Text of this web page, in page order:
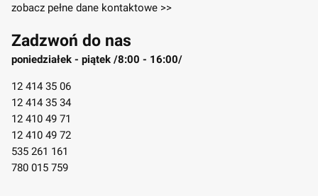
zobacz pełne dane kontaktowe >>
Zadzwoń do nas
poniedziałek - piątek /8:00 - 16:00/
12 414 35 06
12 414 35 34
12 410 49 71
12 410 49 72
535 261 161
780 015 759